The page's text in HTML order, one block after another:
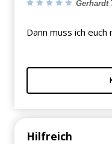
Gerhardt
Dann muss ich euch
Hilfreich